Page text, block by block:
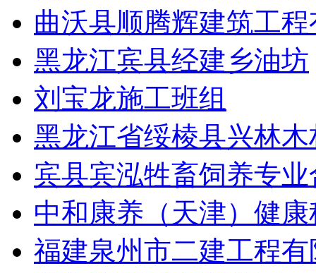
曲沃县顺腾辉建筑工
黑龙江宾县经建乡油坊
刘宝龙施工班组
黑龙江省绥棱县兴林
宾县宾泓牲畜饲养专
中和康养（天津）健
福建泉州市二建工程